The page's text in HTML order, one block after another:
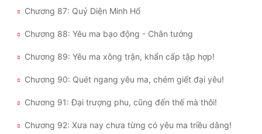
Chương 87: Quỷ Diện Minh Hổ
Chương 88: Yêu ma bạo động - Chân tướng
Chương 89: Yêu ma xông trận, khẩn cấp tập hợp!
Chương 90: Quét ngang yêu ma, chém giết đại yêu!
Chương 91: Đại trượng phu, cũng đến thế mà thôi!
Chương 92: Xưa nay chưa từng có yêu ma triều dâng!